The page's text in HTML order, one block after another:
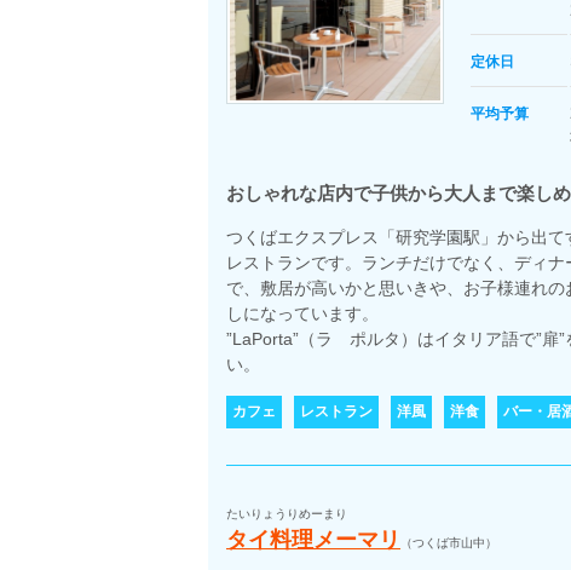
定休日
平均予算
おしゃれな店内で子供から大人まで楽しめ
つくばエクスプレス「研究学園駅」から出
レストランです。ランチだけでなく、ディ
で、敷居が高いかと思いきや、お子様連れ
しになっています。
”LaPorta”（ラ ポルタ）はイタリア語で”扉
い。
カフェ レストラン 洋風 洋食 バー・居
たいりょうりめーまり
タイ料理メーマリ （つくば市山中）